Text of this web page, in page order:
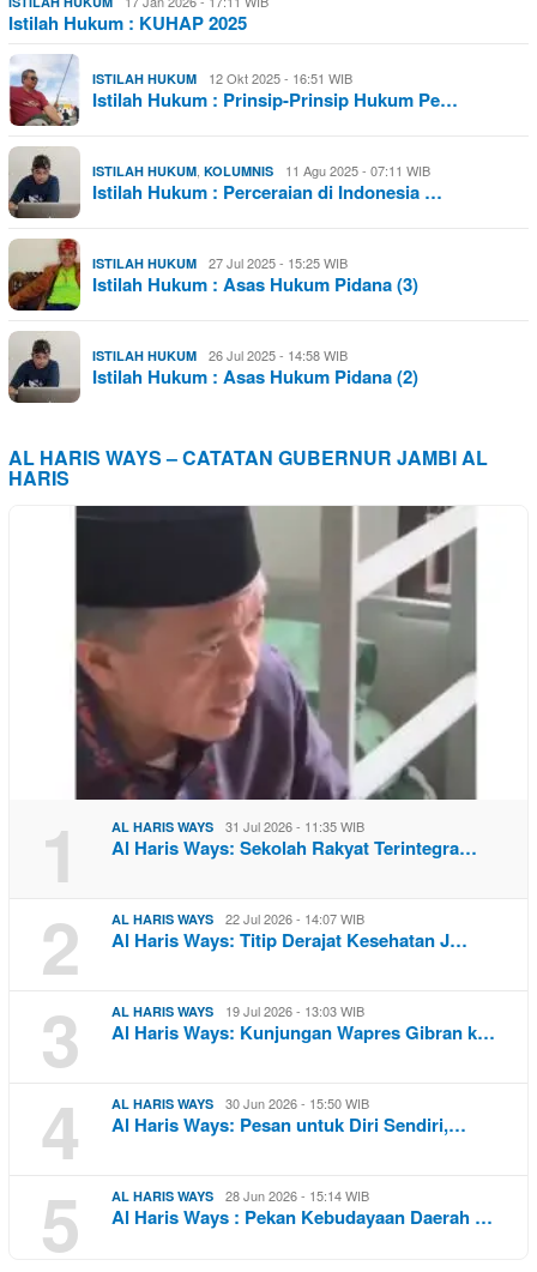
Istilah Hukum : KUHAP 2025
ISTILAH HUKUM 12 Okt 2025 - 16:51 WIB
Istilah Hukum : Prinsip-Prinsip Hukum Pe…
ISTILAH HUKUM KOLUMNIS 11 Agu 2025 - 07:11 WIB
Istilah Hukum : Perceraian di Indonesia …
ISTILAH HUKUM 27 Jul 2025 - 15:25 WIB
Istilah Hukum : Asas Hukum Pidana (3)
ISTILAH HUKUM 26 Jul 2025 - 14:58 WIB
Istilah Hukum : Asas Hukum Pidana (2)
AL HARIS WAYS – CATATAN GUBERNUR JAMBI AL
HARIS
1 AL HARIS WAYS 31 Jul 2026 - 11:35 WIB
Al Haris Ways: Sekolah Rakyat Terintegra…
2 AL HARIS WAYS 22 Jul 2026 - 14:07 WIB
Al Haris Ways: Titip Derajat Kesehatan J…
3 AL HARIS WAYS 19 Jul 2026 - 13:03 WIB
Al Haris Ways: Kunjungan Wapres Gibran k…
4 AL HARIS WAYS 30 Jun 2026 - 15:50 WIB
Al Haris Ways: Pesan untuk Diri Sendiri,…
5 AL HARIS WAYS 28 Jun 2026 - 15:14 WIB
Al Haris Ways : Pekan Kebudayaan Daerah …